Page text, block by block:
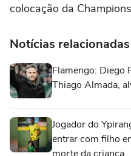
colocação da
Notícias relacionadas
Flamengo: Diego
Thiago Almada,
Jogador do
entrar com filho